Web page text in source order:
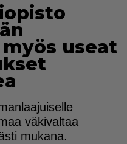
useat
väkivaltaa
mukana.